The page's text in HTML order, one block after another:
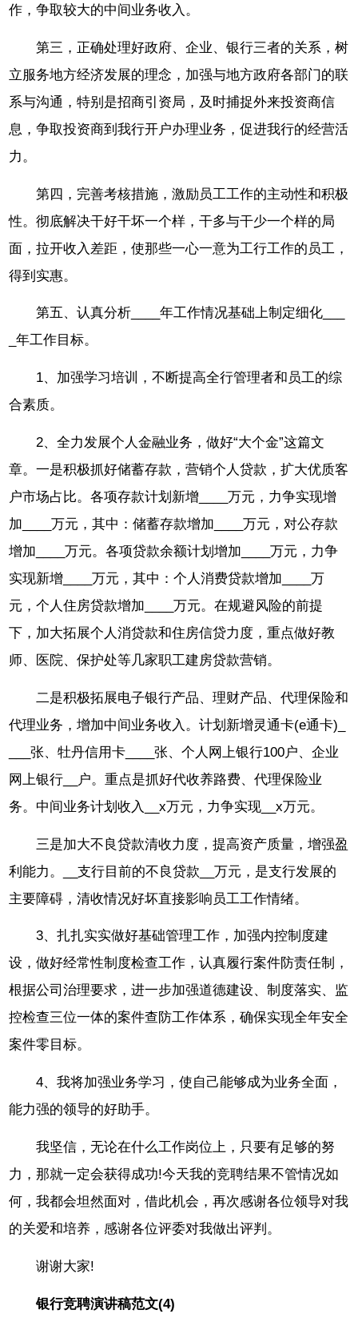
作，争取较大的中间业务收入。
第三，正确处理好政府、企业、银行三者的关系，树
立服务地方经济发展的理念，加强与地方政府各部门的联
系与沟通，特别是招商引资局，及时捕捉外来投资商信
息，争取投资商到我行开户办理业务，促进我行的经营活
力。
第四，完善考核措施，激励员工工作的主动性和积极
性。彻底解决干好干坏一个样，干多与干少一个样的局
面，拉开收入差距，使那些一心一意为工行工作的员工，
得到实惠。
第五、认真分析____年工作情况基础上制定细化___
_年工作目标。
1、加强学习培训，不断提高全行管理者和员工的综
合素质。
2、全力发展个人金融业务，做好“大个金”这篇文
章。一是积极抓好储蓄存款，营销个人贷款，扩大优质客
户市场占比。各项存款计划新增____万元，力争实现增
加____万元，其中：储蓄存款增加____万元，对公存款
增加____万元。各项贷款余额计划增加____万元，力争
实现新增____万元，其中：个人消费贷款增加____万
元，个人住房贷款增加____万元。在规避风险的前提
下，加大拓展个人消贷款和住房信贷力度，重点做好教
师、医院、保护处等几家职工建房贷款营销。
二是积极拓展电子银行产品、理财产品、代理保险和
代理业务，增加中间业务收入。计划新增灵通卡(e通卡)_
___张、牡丹信用卡____张、个人网上银行100户、企业
网上银行__户。重点是抓好代收养路费、代理保险业
务。中间业务计划收入__x万元，力争实现__x万元。
三是加大不良贷款清收力度，提高资产质量，增强盈
利能力。__支行目前的不良贷款__万元，是支行发展的
主要障碍，清收情况好坏直接影响员工工作情绪。
3、扎扎实实做好基础管理工作，加强内控制度建
设，做好经常性制度检查工作，认真履行案件防责任制，
根据公司治理要求，进一步加强道德建设、制度落实、监
控检查三位一体的案件查防工作体系，确保实现全年安全
案件零目标。
4、我将加强业务学习，使自己能够成为业务全面，
能力强的领导的好助手。
我坚信，无论在什么工作岗位上，只要有足够的努
力，那就一定会获得成功!今天我的竞聘结果不管情况如
何，我都会坦然面对，借此机会，再次感谢各位领导对我
的关爱和培养，感谢各位评委对我做出评判。
谢谢大家!
银行竞聘演讲稿范文(4)